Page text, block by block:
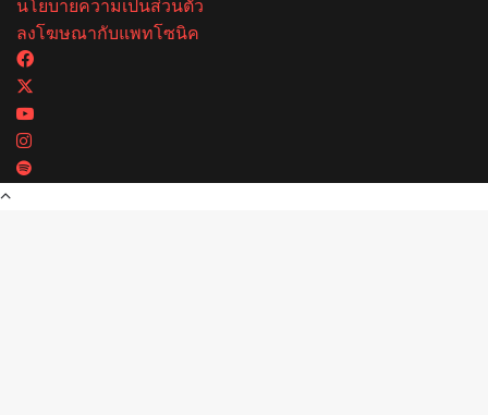
นโยบายความเป็นส่วนตัว
ลงโฆษณากับแพทโซนิค